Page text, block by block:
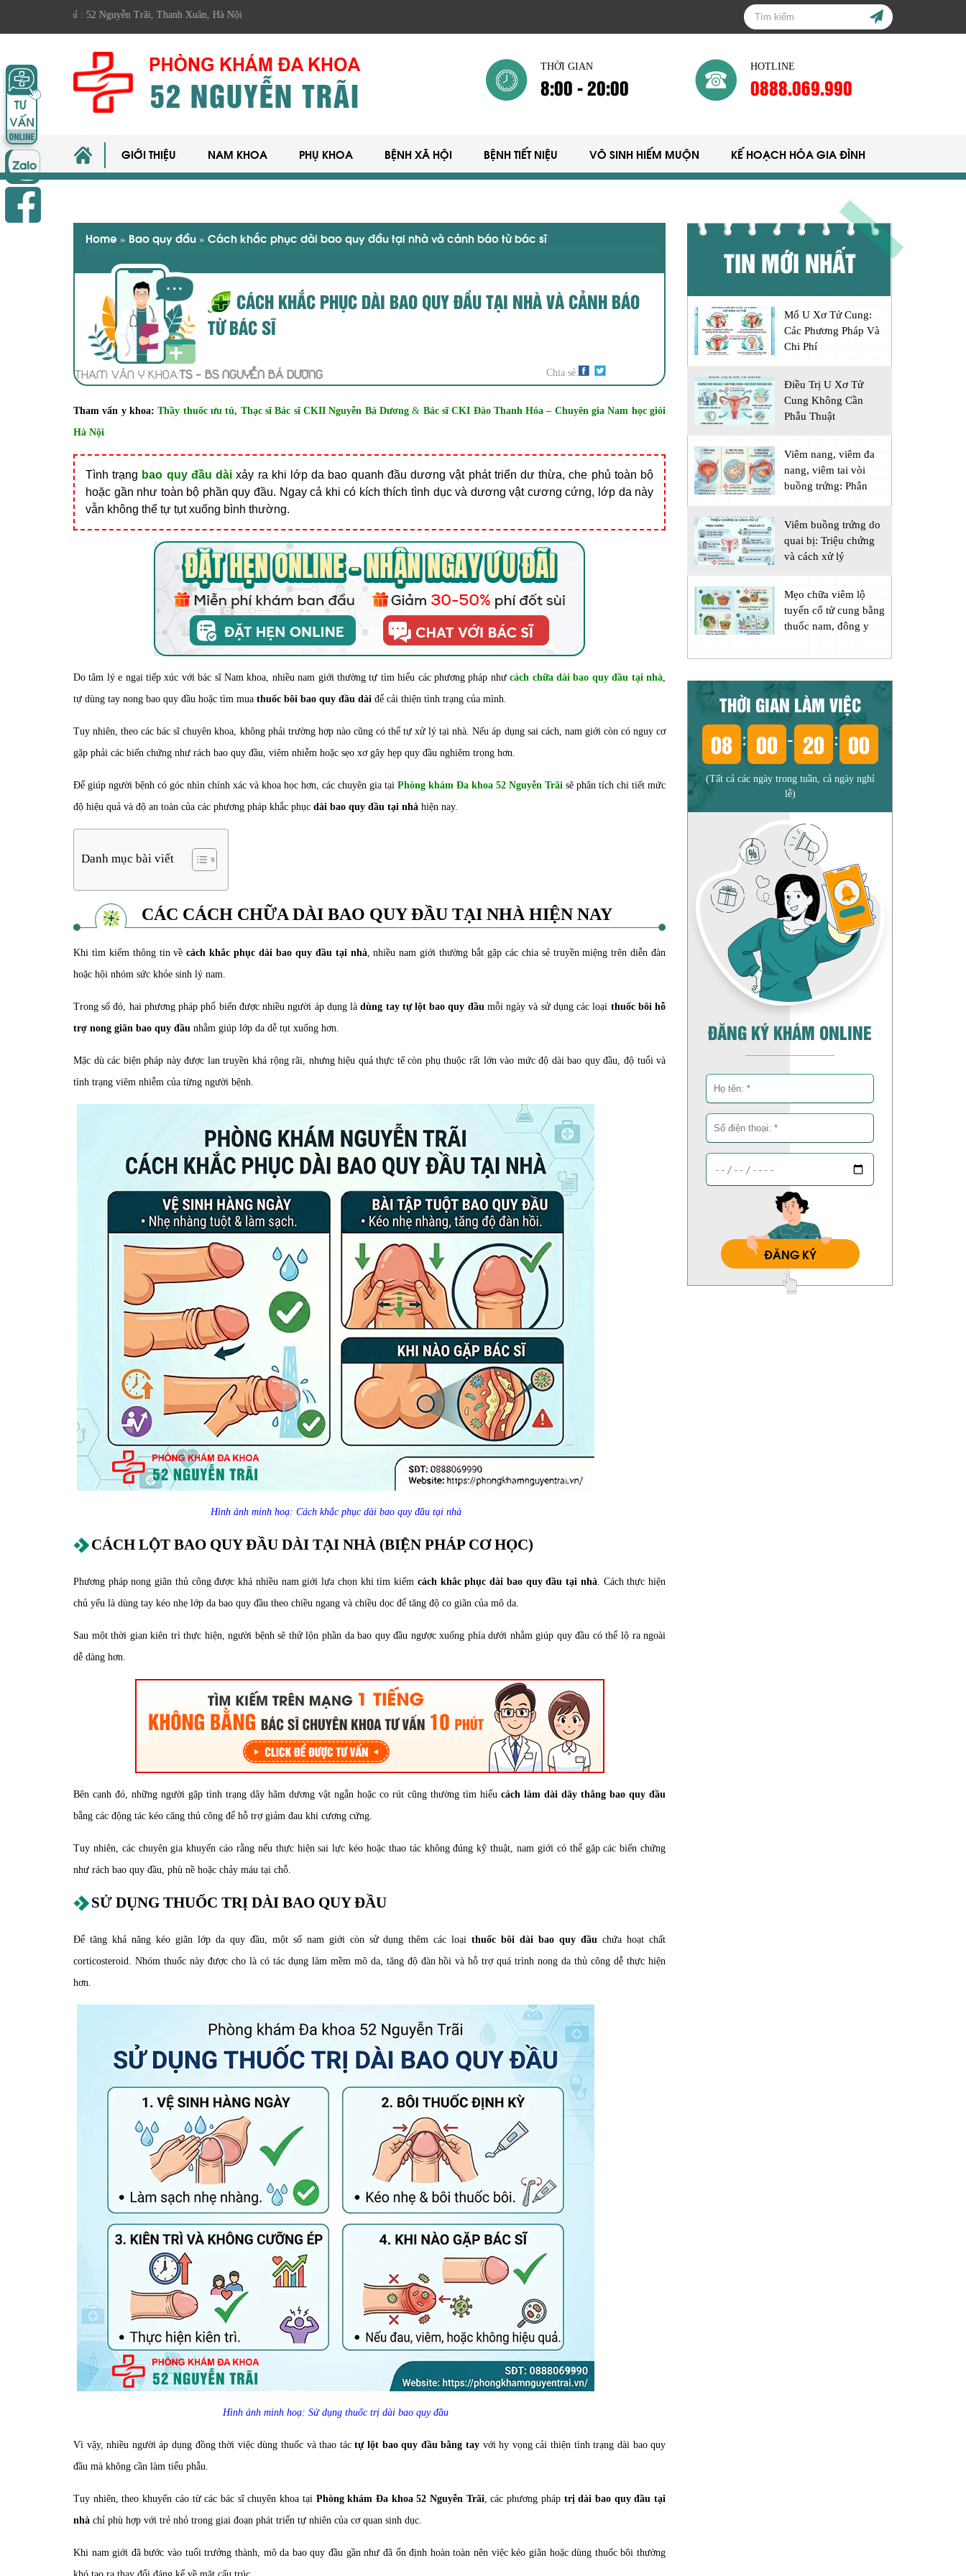
: 52 Nguyễn Trãi, Thanh Xuân, Hà Nội
THỜI GIAN
8:00 - 20:00
HOTLINE
0888.069.990
GIỚI THIỆU NAM KHOA PHỤ KHOA BỆNH XÃ HỘI BỆNH TIẾT NIỆU VÔ SINH HIẾM MUỘN KẾ HOẠCH HÓA GIA ĐÌNH
Home » Bao quy đầu» Cách khắc phục dài bao quy đầu tại nhà và cảnh báo từ bác sĩ
CÁCH KHẮC PHỤC DÀI BAO QUY ĐẦU TẠI NHÀ VÀ CẢNH BÁO
TỪ BÁC SĨ
THAM VẤN Y KHOA:TS - BS NGUYỄN BÁ DƯƠNG Chia sẻ:
Tham vấn y khoa: Thầy thuốc ưu tú, Thạc sĩ Bác sĩ CKII Nguyễn Bá Dương& Bác sĩ CKI Đào Thanh Hóa – Chuyên gia Nam học giỏi
Hà Nội
Tình trạng bao quy đầu dài xảy ra khi lớp da bao quanh đầu dương vật phát triển dư thừa, che phủ toàn bộ
hoặc gần như toàn bộ phần quy đầu. Ngay cả khi có kích thích tình dục và dương vật cương cứng, lớp da này
vẫn không thể tự tụt xuống bình thường.
Do tâm lý e ngại tiếp xúc với bác sĩ Nam khoa, nhiều nam giới thường tự tìm hiểu các phương pháp nhưcách chữa dài bao quy đầu tại nhà,
tự dùng tay nong bao quy đầu hoặc tìm mua thuốc bôi bao quy đầu dài để cải thiện tình trạng của mình.
Tuy nhiên, theo các bác sĩ chuyên khoa, không phải trường hợp nào cũng có thể tự xử lý tại nhà. Nếu áp dụng sai cách, nam giới còn có nguy cơ
gặp phải các biến chứng như rách bao quy đầu, viêm nhiễm hoặc sẹo xơ gây hẹp quy đầu nghiêm trọng hơn.
Để giúp người bệnh có góc nhìn chính xác và khoa học hơn, các chuyên gia tạiPhòng khám Đa khoa 52 Nguyễn Trãi sẽ phân tích chi tiết mức
độ hiệu quả và độ an toàn của các phương pháp khắc phục dài bao quy đầu tại nhà hiện nay.
Danh mục bài viết
CÁC CÁCH CHỮA DÀI BAO QUY ĐẦU TẠI NHÀ HIỆN NAY
Khi tìm kiếm thông tin vềcách khắc phục dài bao quy đầu tại nhà, nhiều nam giới thường bắt gặp các chia sẻ truyền miệng trên diễn đàn
hoặc hội nhóm sức khỏe sinh lý nam.
Trong số đó, hai phương pháp phổ biến được nhiều người áp dụng làdùng tay tự lột bao quy đầumỗi ngày và sử dụng các loại thuốc bôi hỗ
trợ nong giãn bao quy đầu nhằm giúp lớp da dễ tụt xuống hơn.
Mặc dù các biện pháp này được lan truyền khá rộng rãi, nhưng hiệu quả thực tế còn phụ thuộc rất lớn vào mức độ dài bao quy đầu, độ tuổi và
tình trạng viêm nhiễm của từng người bệnh.
Hình ảnh minh hoạ: Cách khắc phục dài bao quy đầu tại nhà
CÁCH LỘT BAO QUY ĐẦU DÀI TẠI NHÀ (BIỆN PHÁP CƠ HỌC)
Phương pháp nong giãn thủ công được khá nhiều nam giới lựa chọn khi tìm kiếm cách khắc phục dài bao quy đầu tại nhà. Cách thực hiện
chủ yếu là dùng tay kéo nhẹ lớp da bao quy đầu theo chiều ngang và chiều dọc để tăng độ co giãn của mô da.
Sau một thời gian kiên trì thực hiện, người bệnh sẽ thử lộn phần da bao quy đầu ngược xuống phía dưới nhằm giúp quy đầu có thể lộ ra ngoài
dễ dàng hơn.
Bên cạnh đó, những người gặp tình trạng dây hãm dương vật ngắn hoặc co rút cũng thường tìm hiểucách làm dài dây thắng bao quy đầu
bằng các động tác kéo căng thủ công để hỗ trợ giảm đau khi cương cứng.
Tuy nhiên, các chuyên gia khuyến cáo rằng nếu thực hiện sai lực kéo hoặc thao tác không đúng kỹ thuật, nam giới có thể gặp các biến chứng
như rách bao quy đầu, phù nề hoặc chảy máu tại chỗ.
SỬ DỤNG THUỐC TRỊ DÀI BAO QUY ĐẦU
Để tăng khả năng kéo giãn lớp da quy đầu, một số nam giới còn sử dụng thêm các loạithuốc bôi dài bao quy đầu chứa hoạt chất
corticosteroid. Nhóm thuốc này được cho là có tác dụng làm mềm mô da, tăng độ đàn hồi và hỗ trợ quá trình nong da thủ công dễ thực hiện
hơn.
Hình ảnh minh hoạ: Sử dụng thuốc trị dài bao quy đầu
Vì vậy, nhiều người áp dụng đồng thời việc dùng thuốc và thao táctự lột bao quy đầu bằng tay với hy vọng cải thiện tình trạng dài bao quy
đầu mà không cần làm tiểu phẫu.
Tuy nhiên, theo khuyến cáo từ các bác sĩ chuyên khoa tại Phòng khám Đa khoa 52 Nguyễn Trãi, các phương pháp trị dài bao quy đầu tại
nhà chỉ phù hợp với trẻ nhỏ trong giai đoạn phát triển tự nhiên của cơ quan sinh dục.
Khi nam giới đã bước vào tuổi trưởng thành, mô da bao quy đầu gần như đã ổn định hoàn toàn nên việc kéo giãn hoặc dùng thuốc bôi thường
TIN MỚI NHẤT
Mổ U Xơ Tử Cung:
Các Phương Pháp Và
Chi Phí
Điều Trị U Xơ Tử
Cung Không Cần
Phẫu Thuật
Viêm nang, viêm đa
nang, viêm tai vòi
buồng trứng: Phân
Viêm buồng trứng do
quai bị: Triệu chứng
và cách xử lý
Mẹo chữa viêm lộ
tuyến cổ tử cung bằng
thuốc nam, đông y
THỜI GIAN LÀM VIỆC
08 : 00 - 20 : 00
(Tất cả các ngày trong tuần, cả ngày nghỉ
lễ)
ĐĂNG KÝ KHÁM ONLINE
ĐĂNG KÝ